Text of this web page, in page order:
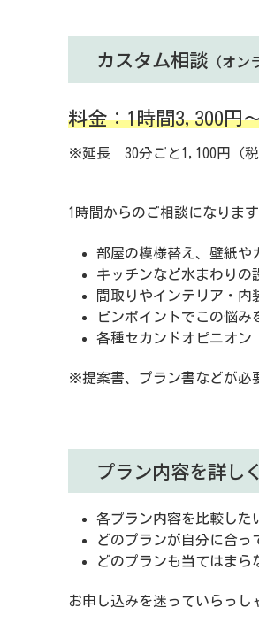
カスタム相談（オン
料金：1時間3,300円
※延長 30分ごと1,100円（税
1時間からのご相談になりま
部屋の模様替え、壁紙や
キッチンなど水まわりの
間取りやインテリア・内
ピンポイントでこの悩み
各種セカンドオピニオン
※提案書、プラン書などが必
プラン内容を詳
各プラン内容を比較した
どのプランが自分に合っ
どのプランも当てはまら
お申し込みを迷っていらっし